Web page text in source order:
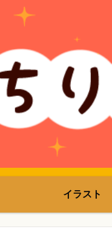
イラスト